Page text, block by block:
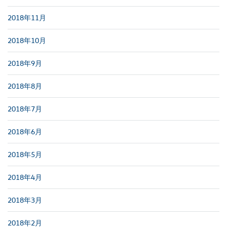
2018年11月
2018年10月
2018年9月
2018年8月
2018年7月
2018年6月
2018年5月
2018年4月
2018年3月
2018年2月